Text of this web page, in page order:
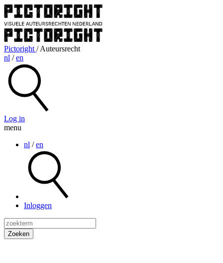
Pictoright / Auteursrecht
nl /en
Log in
menu
nl /en
Inloggen